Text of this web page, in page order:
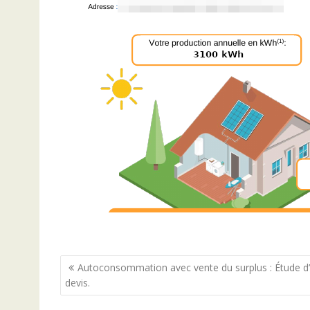
Navigation
de
Autoconsommation avec vente du surplus : Étude
devis.